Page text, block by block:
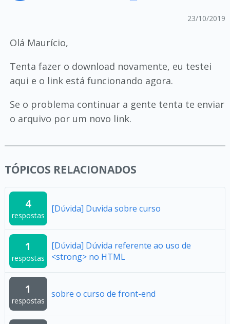
23/10/2019
Olá Maurício,
Tenta fazer o download novamente, eu testei
aqui e o link está funcionando agora.
Se o problema continuar a gente tenta te enviar
o arquivo por um novo link.
TÓPICOS RELACIONADOS
4
respostas
[Dúvida] Duvida sobre curso
1
respostas
[Dúvida] Dúvida referente ao uso de
<strong> no HTML
1
respostas
sobre o curso de front-end